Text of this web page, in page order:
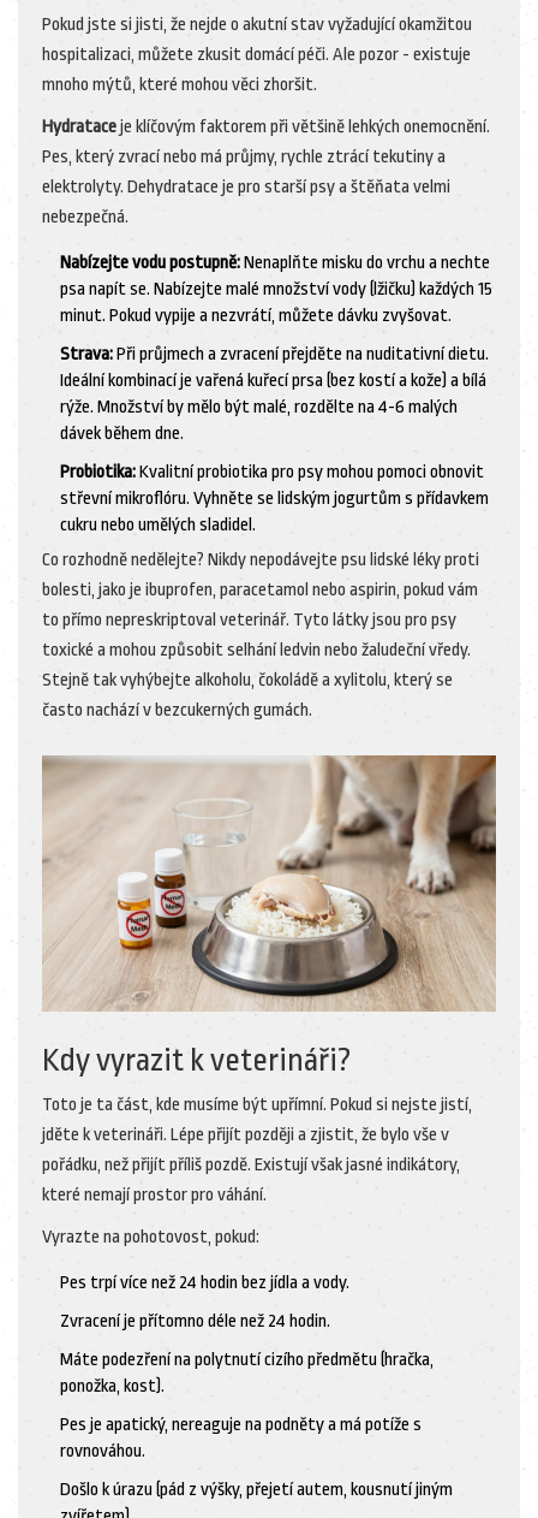
Pokud jste si jisti, že nejde o akutní stav vyžadující okamžitou
hospitalizaci, můžete zkusit domácí péči. Ale pozor - existuje
mnoho mýtů, které mohou věci zhoršit.
Hydrataceje klíčovým faktorem při většině lehkých onemocnění.
Pes, který zvrací nebo má průjmy, rychle ztrácí tekutiny a
elektrolyty. Dehydratace je pro starší psy a štěňata velmi
nebezpečná.
Nabízejte vodu postupně:Nenaplňte misku do vrchu a nechte
psa napít se. Nabízejte malé množství vody (lžičku) každých 15
minut. Pokud vypije a nezvrátí, můžete dávku zvyšovat.
Strava:Při průjmech a zvracení přejděte na nuditativní dietu.
Ideální kombinací je vařená kuřecí prsa (bez kostí a kože) a bílá
rýže. Množství by mělo být malé, rozdělte na 4-6 malých
dávek během dne.
Probiotika:Kvalitní probiotika pro psy mohou pomoci obnovit
střevní mikroflóru. Vyhněte se lidským jogurtům s přídavkem
cukru nebo umělých sladidel.
Co rozhodně nedělejte? Nikdy nepodávejte psu lidské léky proti
bolesti, jako je ibuprofen, paracetamol nebo aspirin, pokud vám
to přímo nepreskriptoval veterinář. Tyto látky jsou pro psy
toxické a mohou způsobit selhání ledvin nebo žaludeční vředy.
Stejně tak vyhýbejte alkoholu, čokoládě a xylitolu, který se
často nachází v bezcukerných gumách.
Kdy vyrazit k veterináři?
Toto je ta část, kde musíme být upřímní. Pokud si nejste jistí,
jděte k veterináři. Lépe přijít později a zjistit, že bylo vše v
pořádku, než přijít příliš pozdě. Existují však jasné indikátory,
které nemají prostor pro váhání.
Vyrazte na pohotovost, pokud:
Pes trpí více než 24 hodin bez jídla a vody.
Zvracení je přítomno déle než 24 hodin.
Máte podezření na polytnutí cizího předmětu (hračka,
ponožka, kost).
Pes je apatický, nereaguje na podněty a má potíže s
rovnováhou.
Došlo k úrazu (pád z výšky, přejetí autem, kousnutí jiným